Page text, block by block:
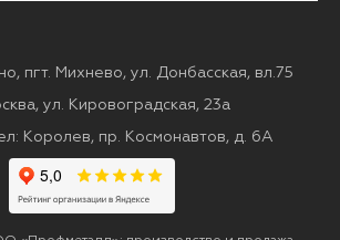
пгт. Михнево, ул. Донбасская, вл.75
ул. Кировоградская, 23а
Королев, пр. Космонавтов, д. 6А